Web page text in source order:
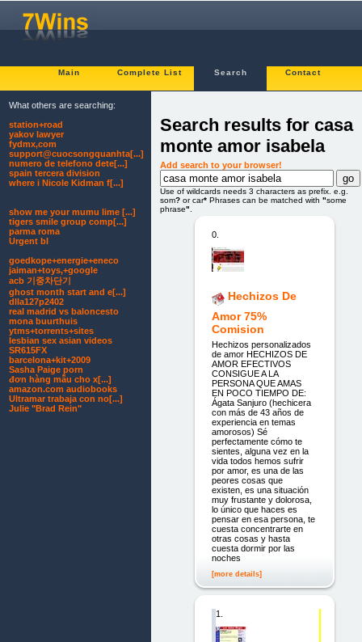
Main Complete List Search Contact
Search results for casa
monte amor isabela
Add search to your browser!
Use of wildcards needs 3 characters as prefix. e.g.
som? or car* Phrases can be matched with "some
phrase"
0.
Hechizos De
Amor 75%
Comision
Hechizos personalizados
de amor HECHIZOS DE
AMOR EFECTIVOS
CONSIGUE A LA
PERSONA QUE AMAS
EN POCO TIEMPO DE:
Ágata Sanjuro (hechicera
con más de 43 años de
experiencia en temas
amorosos) Sé
perfectamente cómo te
sientes, alguna vez en la
vida todos hemos sufrir
por amor, es una de las
peores cosas que
existen, es una situación
muy frustante y dolorosa,
lo único que haces es
pensar en esa persona, te
cuesta concentrarte en
otras cosas y hasta
cuesta dormir por las
noches
[more details]
1.
What others are searching:
station+road
yakov lawyer
fydmx,com
support@cuocsongquanhta[...]
numero de telefono dete[...]
spain tercera division
where i Nicole Kidman f[...]
show me your mumu lime [...]
tigers smile group comp[...]
parma roma
Urgent bl
goedkope+energie+eneco
jaiman+toys,+google
acb 기중차단기
ghost month start and e[...]
dlla127p2402
real madrid vs baloncesto
mona buurthuis
ytms+torrents+sites
lesbian sex asian videos
SR615FX
barcelona+kit+2009
Sasha Paige porn
đơn hàng mẫu cho x[...]
amazon.com audiobooks
Ultramar trabaja con no[...]
Julie "Brad Rein"